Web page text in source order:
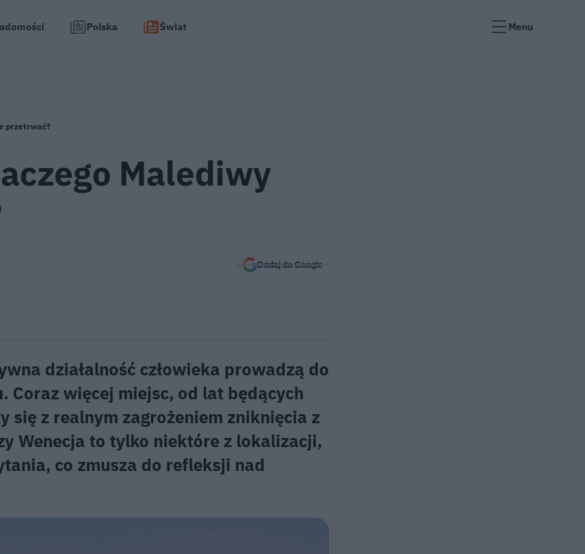
Polska Świat Menu
przetrwać?
Malediwy
Dodaj do Google
działalność człowieka prowadzą do
Coraz więcej miejsc, od lat będących
z realnym zagrożeniem zniknięcia z
Wenecja to tylko niektóre z lokalizacji,
co zmusza do refleksji nad